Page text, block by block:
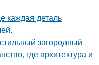
каждая деталь
загородный
где архитектура и